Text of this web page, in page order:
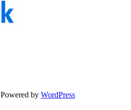
Powered by WordPress